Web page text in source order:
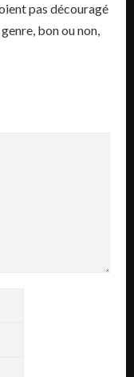
pas découragé
bon ou non,